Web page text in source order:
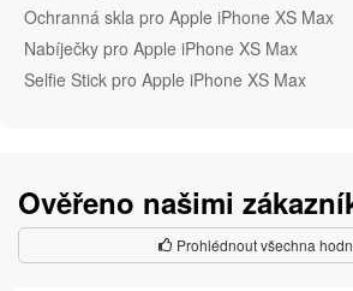
Ochranná skla pro Apple iPhone XS Max
Nabíječky pro Apple iPhone XS Max
Selfie Stick pro Apple iPhone XS Max
Ověřeno našimi
Prohlédnout všechna